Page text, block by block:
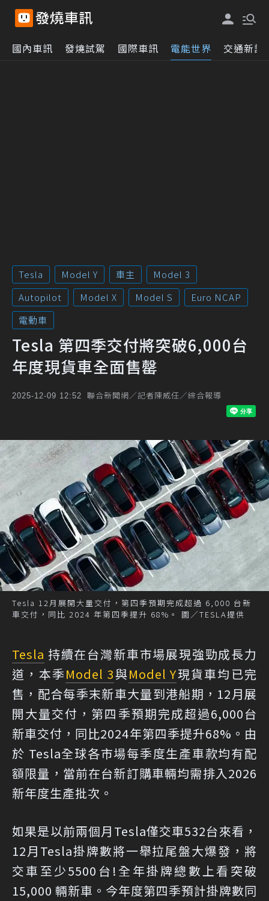
國內車訊 發燒試駕 國際車訊 電能世界 交通新訊
Tesla Model Y 車主
Model 3
Autopilot
Model X Model S
Euro NCAP
電動車
Tesla 第四季交付將突破6,000台
年度現貨車全面售罄
2025-12-09 12:52 聯合新聞網／記者陳威任／綜合報導
Tesla 12月展開大量交付，第四季預期完成超過 6,000 台新
車交付，同比 2024 年第四季提升 68%。 圖／TESLA提供
Tesla 持續在台灣新車市場展現強勁成長力
道，本季Model 3與Model Y現貨車均已完
售，配合每季末新車大量到港船期，12月展
開大量交付，第四季預期完成超過6,000台
新車交付，同比2024年第四季提升68%。由
於 Tesla全球各市場每季度生產車款均有配
額限量，當前在台新訂購車輛均需排入2026
新年度生產批次。
如果是以前兩個月Tesla僅交車532台來看，
12月Tesla掛牌數將一舉拉尾盤大爆發，將
交車至少5500台!全年掛牌總數上看突破
15,000 輛新車。今年度第四季預計掛牌數同